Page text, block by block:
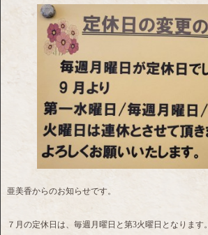
亜美香からのお知らせです。
７月の定休日は、毎週月曜日と第3火曜日となります。